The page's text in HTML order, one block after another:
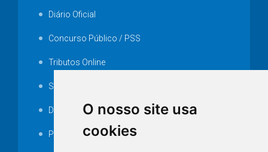
O nosso site usa
cookies
Diário Oficial
Concurso Público / PSS
Tributos Online
Serviços ISS-E
Decretos
Portarias